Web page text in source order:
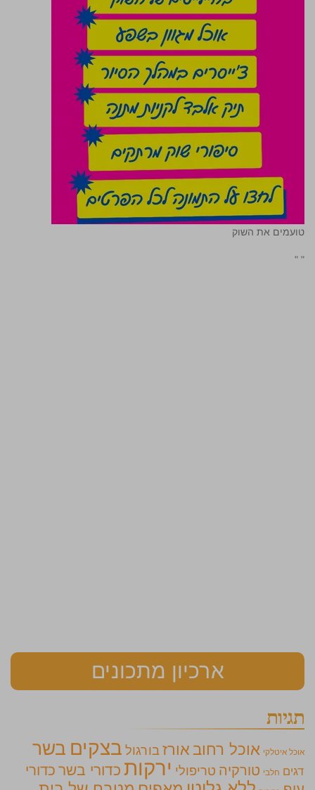
טועמים את השוק
"
"
ארכיון מתכונים
תגיות
אוכל איטלקי אוכל רחוב אורזבורגול בצקים בשר
דגים חלבי טורקיה טריפולי ירקות כדורי בשר כדורי